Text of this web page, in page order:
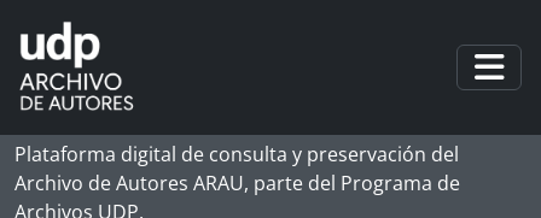
Skip to main content
Plataforma digital de consulta y preservación del
Archivo de Autores ARAU, parte del Programa de
Archivos UDP.